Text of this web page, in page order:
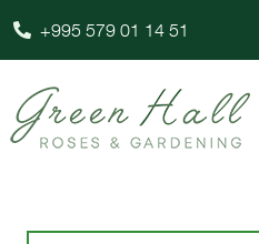
+995 579 01 14 51